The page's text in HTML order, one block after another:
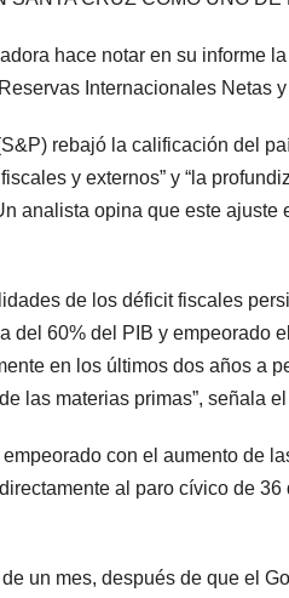
hace notar en su informe
Internacionales Netas
rebajó la calificación del
y externos” y “la
analista opina que este
de los déficit fiscales
del 60% del PIB y empeorado
en los últimos dos años a
las materias primas”, señala
con el aumento de
al paro cívico de
un mes, después de que el